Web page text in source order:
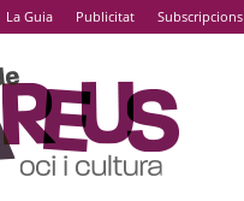
La Guia Publicitat Subscripcions
La
Guia
De
Reus